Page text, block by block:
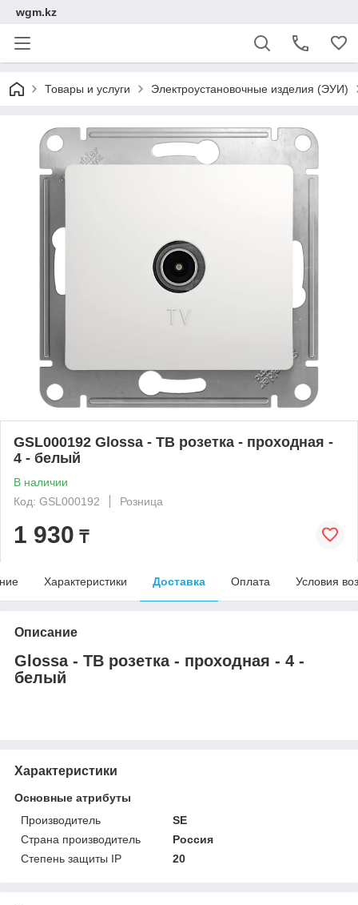
wgm.kz
Товары и услуги Электроустановочные изделия (ЭУИ)
GSL000192 Glossa - ТВ розетка - проходная -
4 - белый
В наличии
Код: GSL000192
Розница
1 930 ₸
Характеристики Доставка Оплата Условия
Описание
Glossa - ТВ розетка - проходная - 4 -
белый
Характеристики
Основные атрибуты
Производитель
SE
Страна производитель
Россия
Степень защиты IP
20